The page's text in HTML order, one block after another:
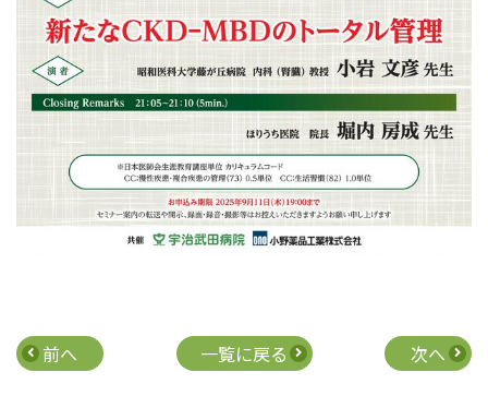
前へ 一覧に戻る 次へ